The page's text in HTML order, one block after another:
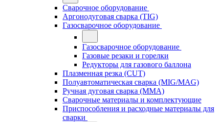
Сварочное оборудование
Аргонодуговая сварка (TIG)
Газосварочное оборудование
Газосварочное оборудование
Газовые резаки и горелки
Редукторы для газового баллона
Плазменная резка (CUT)
Полуавтоматическая сварка (MIG/MAG)
Ручная дуговая сварка (MMA)
Сварочные материалы и комплектующие
Приспособления и расходные материалы для
сварки